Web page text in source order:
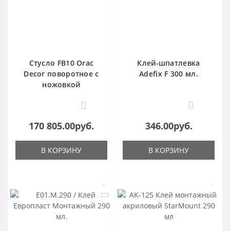
Стусло FB10 Orac
Decor поворотное с
ножовкой
1
170 805.00руб.
В КОРЗИНУ
Клей-шпатлевка
Adefix F 300 мл.
0
346.00руб.
В КОРЗИНУ